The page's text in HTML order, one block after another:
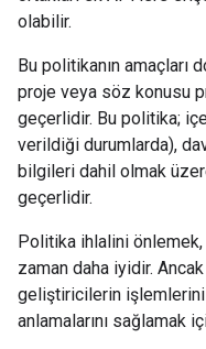
olabilir.
Bu politikanın amaçları
proje veya söz konusu
geçerlidir. Bu politika;
verildiği durumlarda),
bilgileri dahil olmak
geçerlidir.
Politika ihlalini
zaman daha iyidir.
geliştiricilerin
anlamalarını sağlamak